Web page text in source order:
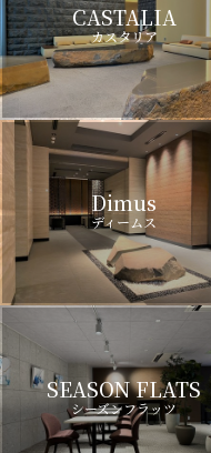
CASTALIA
カスタリア
Dimus
ディームス
SEASON FLATS
シーズンフラッツ